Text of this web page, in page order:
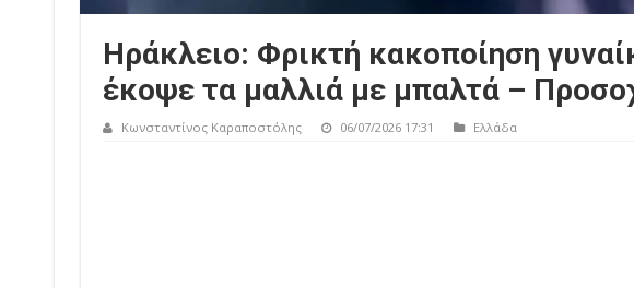
Ηράκλειο: Φρικτή κακοποίηση
έκοψε τα μαλλιά με μπαλτά –
Κωνσταντίνος Καραποστόλης 06/07/2026 17:31 Ελλάδα